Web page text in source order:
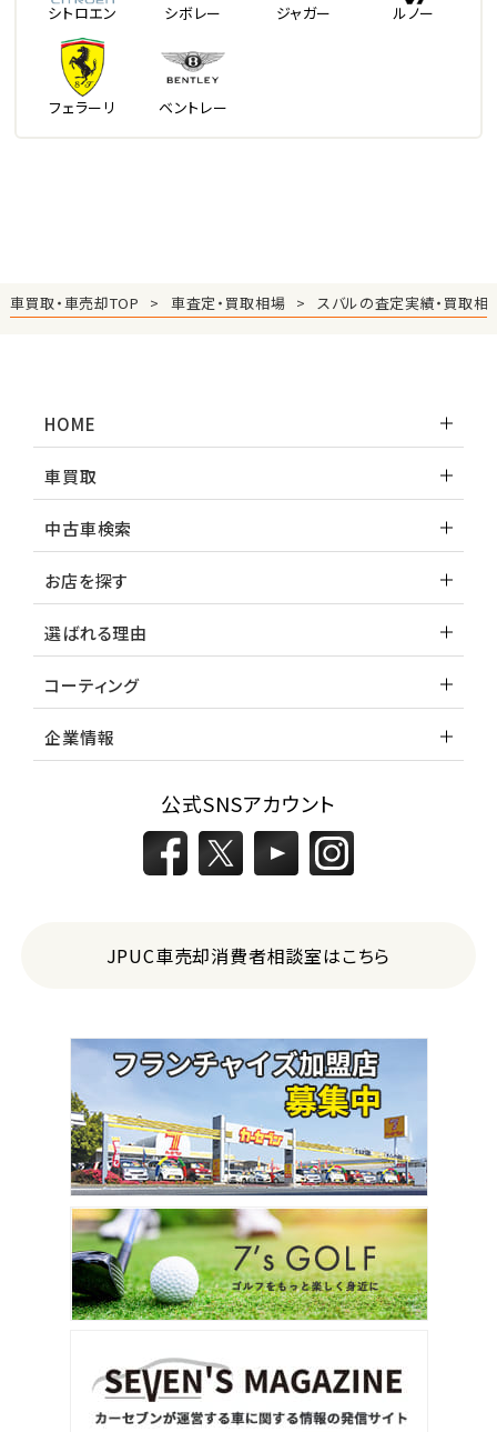
シトロエン シボレー ジャガー ルノー
フェラーリ ベントレー
車買取・車売却TOP 車査定・買取相場 スバルの査定実績・買取相
HOME
車買取
中古車検索
お店を探す
選ばれる理由
コーティング
企業情報
公式SNSアカウント
JPUC車売却消費者相談室はこちら